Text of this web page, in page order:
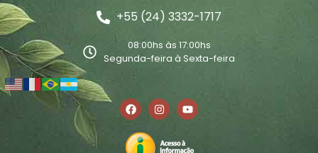
+55 (24) 3332-1717
08:00hs às 17:00hs
Segunda-feira à Sexta-feira